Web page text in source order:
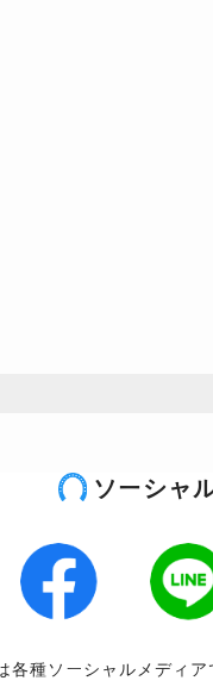
ソーシャ
Facebook LINE
各種ソーシャルメディア